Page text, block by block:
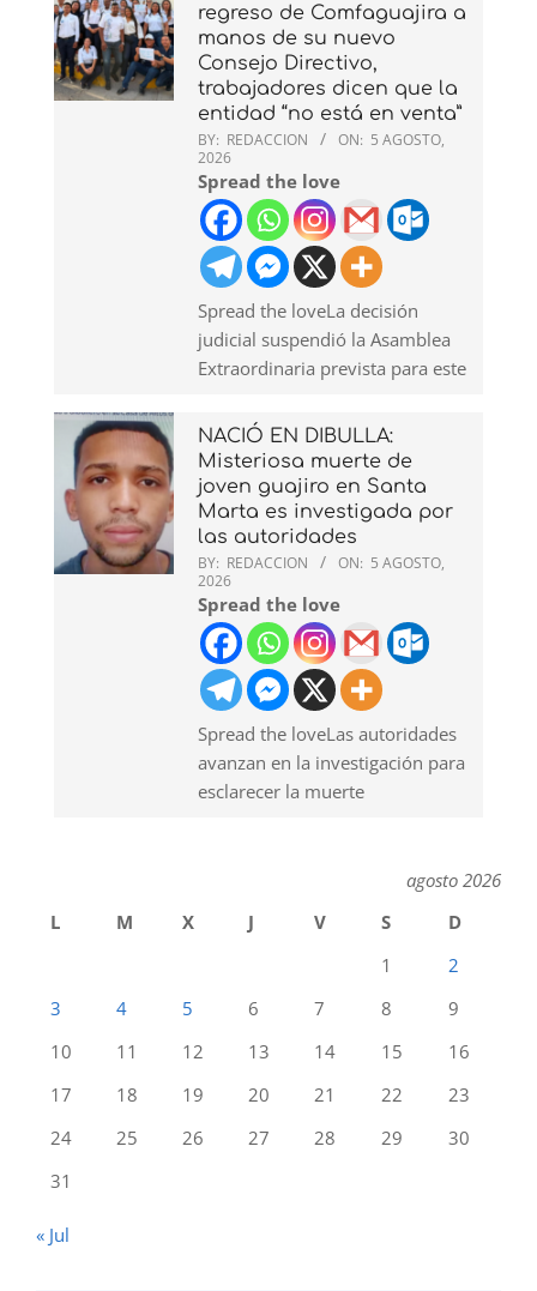
regreso de Comfaguajira a
manos de su nuevo
Consejo Directivo,
trabajadores dicen que la
entidad “no está en venta”
BY: REDACCION ON: 5 AGOSTO,
2026
Spread the love
Spread the loveLa decisión
judicial suspendió la Asamblea
Extraordinaria prevista para este
NACIÓ EN DIBULLA:
Misteriosa muerte de
joven guajiro en Santa
Marta es investigada por
las autoridades
BY: REDACCION ON: 5 AGOSTO,
2026
Spread the love
Spread the loveLas autoridades
avanzan en la investigación para
esclarecer la muerte
agosto 2026
L
M X J V S
D
1
2
3
4 5 6 7 8
9
10
11 12 13 14 15
16
17
18 19 20 21 22
23
24
25 26 27 28 29
30
31
« Jul